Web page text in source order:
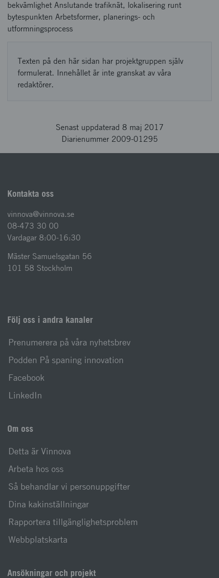
bekvämlighet Anslutande trafiknät, lokalisering runt
bytespunkten Arbetsformer, planerings- och
utformningsprocess
Texten på den här sidan har projektgruppen själv
formulerat. Innehållet är inte granskat av våra
redaktörer.
Senast uppdaterad 8 maj 2017
Diarienummer 2009-01295
Kontakta oss
vinnova@vinnova.se
08-473 30 00
Vardagar 8:00-16:30
Mäster Samuelsgatan 56
101 58 Stockholm
Följ oss i andra kanaler
Prenumerera på våra nyhetsbrev
Podden På spaning innovation
Facebook
LinkedIn
Om oss
Detta är Vinnova
Arbeta hos oss
Så behandlar vi personuppgifter
Dina kakinställningar
Rapportera tillgänglighetsproblem
Webbplatskarta
Ansökningar och projekt